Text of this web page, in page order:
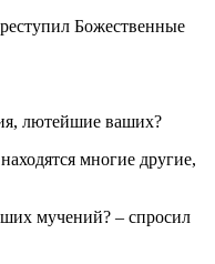
Божественные
лютейшие ваших?
многие другие,
мучений? – спросил